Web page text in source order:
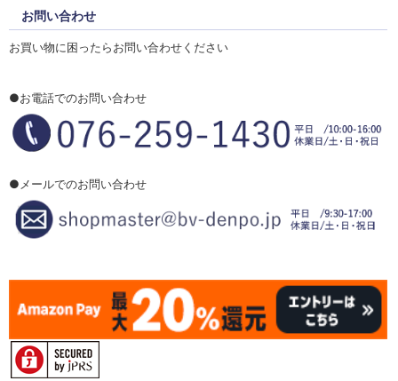
お問い合わせ
お買い物に困ったらお問い合わせください
●お電話でのお問い合わせ
●メールでのお問い合わせ